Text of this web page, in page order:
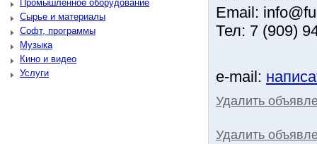
Промышленное оборудование
Сырье и материалы
Софт, программы
Музыка
Кино и видео
Услуги
Email:
Тел: 7 (909)
e-mail:
Удалить
Удалить